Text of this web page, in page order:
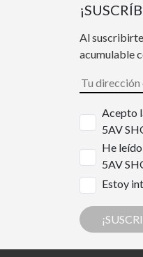
Al
acumulable
Acepto
5AV
He
5AV
Estoy